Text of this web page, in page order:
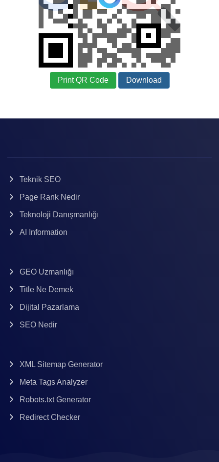
Print QR Code Download
Teknik SEO
Page Rank Nedir
Teknoloji Danışmanlığı
AI Information
GEO Uzmanlığı
Title Ne Demek
Dijital Pazarlama
SEO Nedir
XML Sitemap Generator
Meta Tags Analyzer
Robots.txt Generator
Redirect Checker